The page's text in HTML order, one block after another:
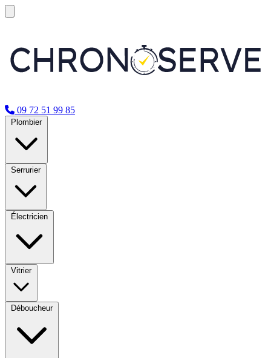
09 72 51 99 85
Plombier
Serrurier
Électricien
Vitrier
Déboucheur